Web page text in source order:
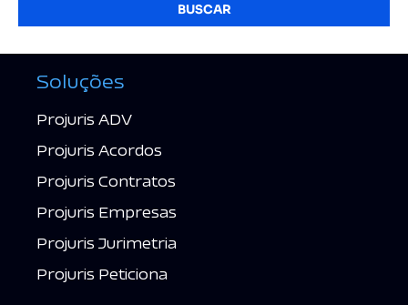
BUSCAR
Soluções
Projuris ADV
Projuris Acordos
Projuris Contratos
Projuris Empresas
Projuris Jurimetria
Projuris Peticiona